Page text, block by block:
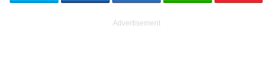
Advertisement